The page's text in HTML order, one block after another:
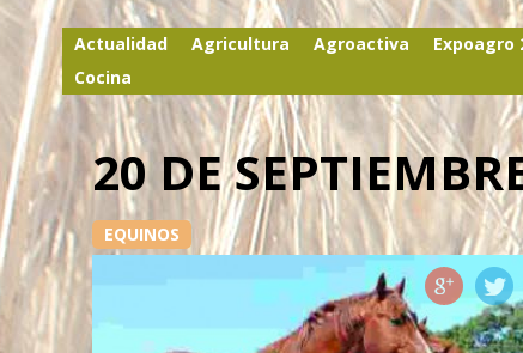
Actualidad Agricultura Agroactiva Expoagro
Cocina
20 DE
EQUINOS